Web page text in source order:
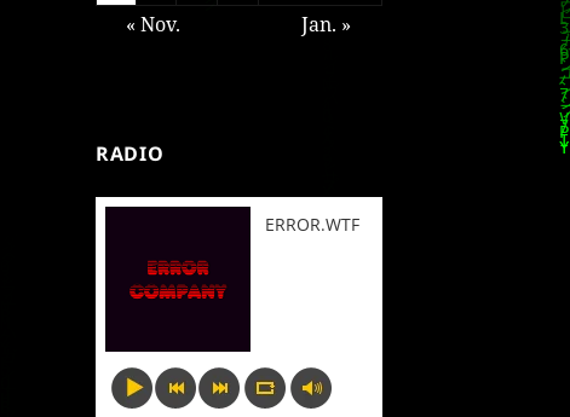
« Nov.
Jan. »
RADIO
ERROR.WTF